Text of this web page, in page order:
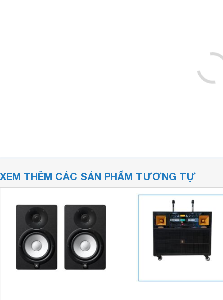
XEM THÊM CÁC SẢN PHẨM TƯƠNG TỰ